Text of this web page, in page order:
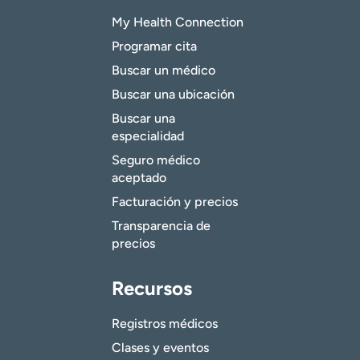
My Health Connection
Programar cita
Buscar un médico
Buscar una ubicación
Buscar una
especialidad
Seguro médico
aceptado
Facturación y precios
Transparencia de
precios
Recursos
Registros médicos
Clases y eventos